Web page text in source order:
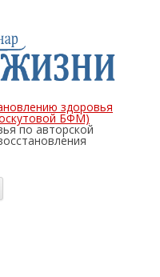
здоровья
БФМ)
по авторской